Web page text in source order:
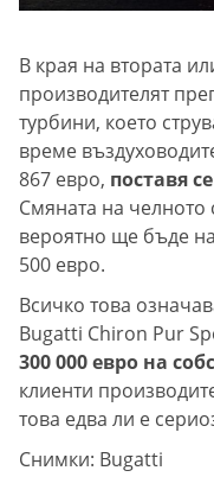
В края на втората
производителят
турбини, което
време
867 евро, поставя
Смяната на челното
вероятно ще бъде
500 евро.
Всичко това
Bugatti Chiron Pur
300 000 евро на
клиенти
това едва ли е
Снимки: Bugatti